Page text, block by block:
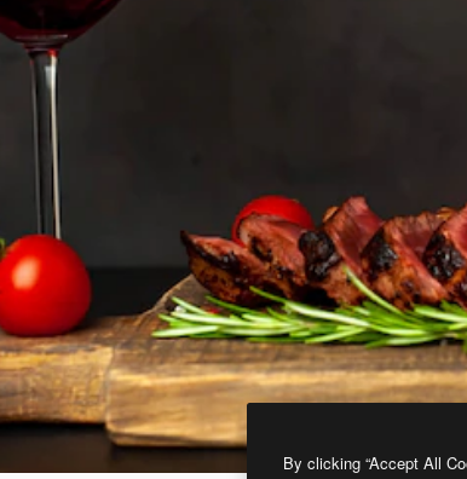
By clicking “Accept All